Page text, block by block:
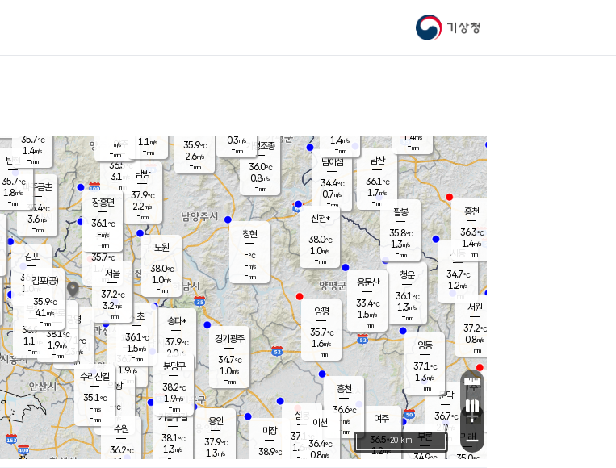
기상청
문막
36.7℃
2.0m/s
mm
남이섬
34.4℃
0.7m/s
-mm
양주
36.5℃
3.1
-mm
부론
34.9℃
과천
36.7℃
1.9m/s
- mm
남산
36.1℃
1.7m/s
-mm
청운
36.1℃
1.3m/s
-mm
팔봉
35.8℃
1.3m/s
-mm
용인
37.9℃
1.3m/s
여주
36.5℃
1.2m/s
양동
37.1℃
1.3m/s
-mm
경기광주
34.7℃
1.0m/s
-mm
1.4m/s
-mm
파주금촌
35.4℃
3.6m/s
-mm
가평조종
36.0℃
0.8m/s
-mm
35.9℃
2.6m/s
-mm
신천*
38.0℃
1.0m/s
-mm
창현
-℃
-m/s
-mm
탄현
35.7℃
1.8m/s
-mm
0.3m/s
-mm
흥천
36.6℃
-m/s
-mm
마장
38.9℃
의왕
- ℃
m/s
mm
김포
36.5℃
1.0 m/s
mm
설봉
37.1
1.6 m/s
- mm
광명
37.1
℃
2.3 m/s
-mm
부천
36.9℃
1.1 m/s
-mm
구로
38.1℃
1.9m/s
-mm
은평
35.7℃
1.7 m/s
- mm
노원
38.0℃
1.0m/s
-mm
송파*
37.9℃
2.0m/s
-mm
서초
36.1℃
1.5m/s
-mm
남방
37.9℃
2.2m/s
-mm
기흥구갈
38.1℃
1.3m/s
-
수리산길
35.1℃
-m/s
-mm
분당구
38.2℃
1.9m/s
-mm
장흥면
36.1℃
-m/s
-mm
-m/s
-mm
시동
34.7℃
1.2m/s
- mm
귀래
35.0℃
서원
37.2℃
0.8m/s
-mm
용문산
33.4℃
1.5m/s
-mm
김포(공)
35.9℃
4.1 m/s
-mm
홍천
36.3℃
1.4m/s
-mm
이천
36.4℃
0.8m/s
양평
35.7℃
1.6m/s
-mm
수원
36.2℃
3.1 m/s
서울
37.2℃
3.2m/s
-mm
1.4m/s
-mm
35.7℃
1.4m/s
-mm
1.1 m/s
-mm
+
−
20 km